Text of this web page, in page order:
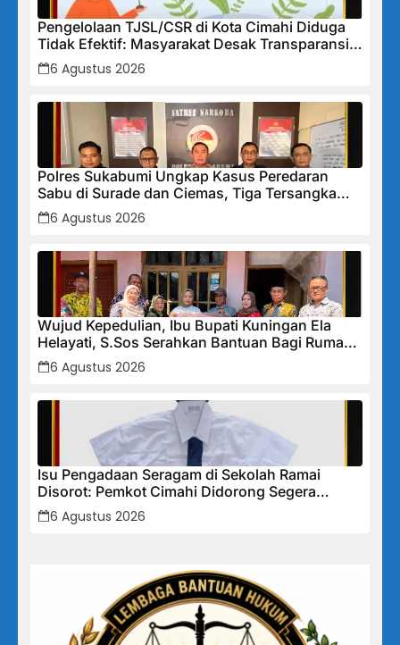
Pengelolaan TJSL/CSR di Kota Cimahi Diduga
Tidak Efektif: Masyarakat Desak Transparansi
Penuh dan Perbaikan Sistem
6 Agustus 2026
Polres Sukabumi Ungkap Kasus Peredaran
Sabu di Surade dan Ciemas, Tiga Tersangka
Diamankan
6 Agustus 2026
Wujud Kepedulian, Ibu Bupati Kuningan Ela
Helayati, S.Sos Serahkan Bantuan Bagi Rumah
Terdampak Bencana di Desa Karangkancana
6 Agustus 2026
Isu Pengadaan Seragam di Sekolah Ramai
Disorot: Pemkot Cimahi Didorong Segera
Lakukan Pembinaan dan Perbaikan Sistem
Secara Menyeluruh
6 Agustus 2026